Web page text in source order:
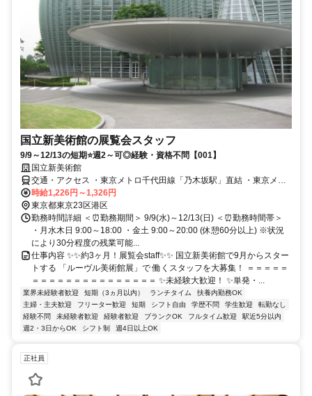
国立新美術館の展覧会スタッフ
9/9～12/13の短期⭐週2～可◎経験・資格不問【001】
国立新美術館
交通・アクセス ・東京メトロ千代田線「乃木坂駅」直結 ・東京メト
ロ日比谷線線「六本木駅」徒歩6分 ・都営大江戸線「六本木駅」徒歩
6分
時給1,226円～1,326円
東京都東京23区港区
勤務時間詳細 ＜⏰勤務期間＞ 9/9(水)～12/13(日) ＜⏰勤務時間帯＞
・月水木日 9:00～18:00 ・金土 9:00～20:00 (休憩60分以上) ※状況
により30分程度の残業可能...
仕事内容 ✨✨約3ヶ月！展覧会staff✨✨ 国立新美術館で9月からスター
トする 「ルーヴル美術館展」で 働くスタッフを大募集！ ＝＝＝＝＝
＝＝＝＝＝＝＝＝＝＝＝＝＝＝＝ ✨未経験大歓迎！ ✨単発・...
業界未経験者歓迎 短期（3ヵ月以内） ランチタイム
扶養内勤務OK
主婦・主夫歓迎
フリーター歓迎 短期 シフト自由 学歴不問 学生歓迎
転勤なし
経験不問
未経験者歓迎 経験者歓迎 ブランクOK フルタイム歓迎
駅近5分以内
週2・3日からOK
シフト制 週4日以上OK
正社員